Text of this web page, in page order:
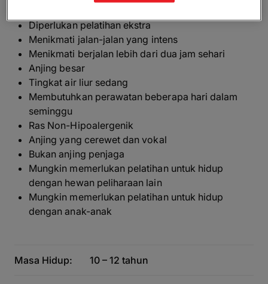
Diperlukan pelatihan ekstra
Menikmati jalan-jalan yang intens
Menikmati berjalan lebih dari dua jam sehari
Anjing besar
Tingkat air liur sedang
Membutuhkan perawatan beberapa hari dalam
seminggu
Ras Non-Hipoalergenik
Anjing yang cerewet dan vokal
Bukan anjing penjaga
Mungkin memerlukan pelatihan untuk hidup
dengan hewan peliharaan lain
Mungkin memerlukan pelatihan untuk hidup
dengan anak-anak
Masa Hidup: 10 – 12 tahun